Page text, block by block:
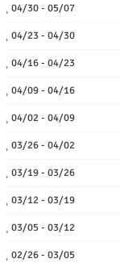
04/30 - 05/07
04/23 - 04/30
04/16 - 04/23
04/09 - 04/16
04/02 - 04/09
03/26 - 04/02
03/19 - 03/26
03/12 - 03/19
03/05 - 03/12
02/26 - 03/05